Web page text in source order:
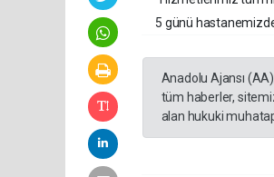
5 günü hastanemizde
Anadolu Ajansı
tüm haberler,
alan hukuki